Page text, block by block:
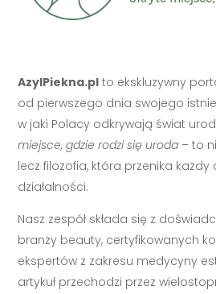
AzylPiekna.pl to ekskluzywny
od pierwszego dnia swojego
w jaki Polacy odkrywają świat
miejsce, gdzie rodzi się uroda – to
lecz filozofia, która przenika każdy
działalności.
Nasz zespół składa się z
branży beauty, certyfikowanych
ekspertów z zakresu medycyny
artykuł przechodzi przez